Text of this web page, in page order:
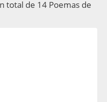
total de 14 Poemas de